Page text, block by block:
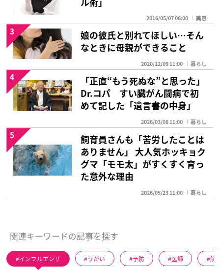
2016/05/07 06:00 美容
娘の彼氏と別れてほしい…そん
なときに母親ができること
2020/12/09 11:00 暮らし
3
「正直“もう死ぬな”と思った」
Dr.コパ すい臓がん闘病で初
めて記した「遺言書の中身」
2026/03/08 11:00 暮らし
4
飼育員さんも「苦労したことは
ありません」 大人気ホッキョク
グマ「モモ太」がすくすく育っ
た意外な理由
2026/05/23 11:00 暮らし
5
関連キーワードの記事を探す
インフルエンザ うがい 予防 医師 解